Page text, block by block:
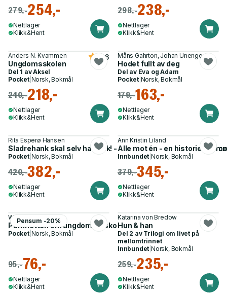
279,-254,-
Nettlager
Klikk&Hent
298,-238,-
Nettlager
Klikk&Hent
Anders N. Kvammen
Ungdomsskolen
4.6
Del 1 avAksel
Pocket| Norsk, Bokmål
240,-218,-
Nettlager
Klikk&Hent
Måns Gahrton, Johan Unenge
Hodet fullt av deg
Del av Eva og Adam
Pocket| Norsk, Bokmål
179,-163,-
Nettlager
Klikk&Hent
Rita Esperø Hansen
Sladrehank skal selv ha bank! - fra spesialpedagog til ufør -
Pocket| Norsk, Bokmål
420,-382,-
Nettlager
Klikk&Hent
Ann Kristin Liland
Alle mot én - en historie om
Innbundet |Norsk, Bokmål
379,-345,-
Nettlager
Klikk&Hent
Pensum -20%
Willy Flock
Pamfletten om ungdom og skole
Pocket| Norsk, Bokmål
95,-76,-
Nettlager
Klikk&Hent
Katarina von Bredow
Hun & han
Del 2 av Trilogi om livet på
mellomtrinnet
Innbundet |Norsk, Bokmål
259,-235,-
Nettlager
Klikk&Hent